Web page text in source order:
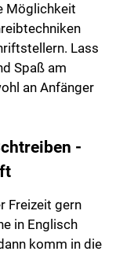
Möglichkeit
Lass
Spaß am
an Anfänger
-
Freizeit gern
in Englisch
komm in die